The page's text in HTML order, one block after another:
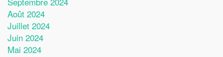
Août 2024
Juillet 2024
Juin 2024
Mai 2024